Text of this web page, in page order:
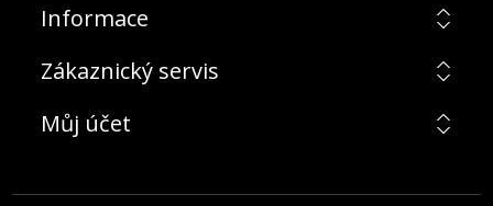
Informace
Zákaznický servis
Můj účet